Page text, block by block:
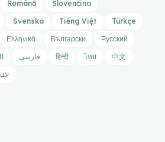
Română
Slovenčina
Svenska Tiếng Việt
Türkçe
Ελληνικά Български
Русский
فارسی हिन्दी ไทย
中文